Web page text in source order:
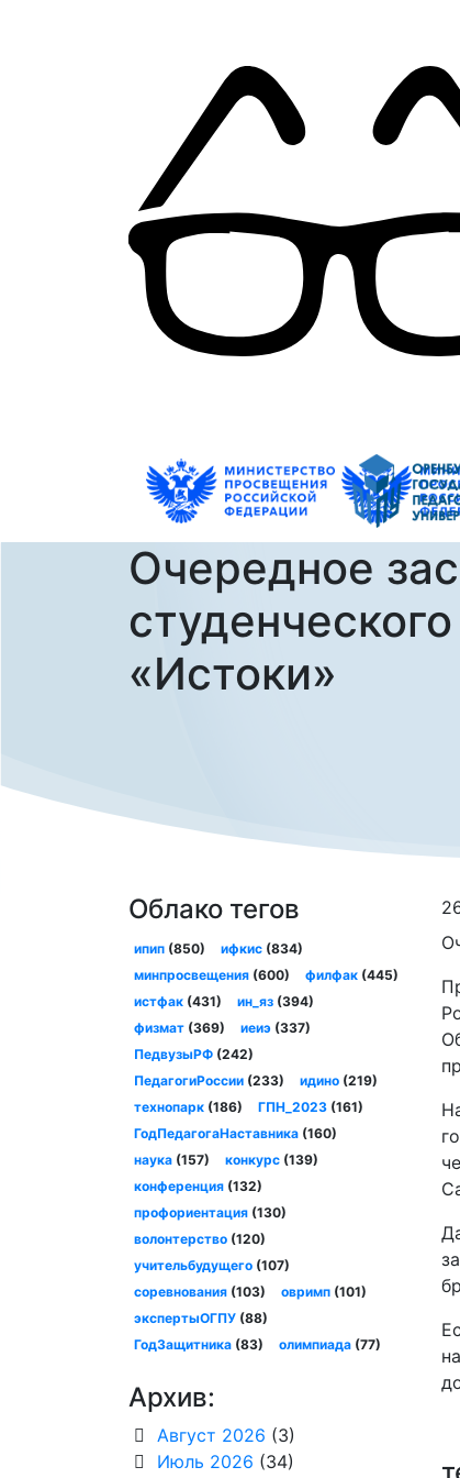
Очередное
«Истоки»
Облако тегов
ипип(850) ифкис (834)
минпросвещения(600) филфак (445)
истфак(431) ин_яз (394)
физмат(369) иеиэ (337)
ПедвузыРФ(242)
ПедагогиРоссии(233) идино (219)
технопарк(186) ГПН_2023 (161)
ГодПедагогаНаставника(160)
наука(157) конкурс (139)
конференция(132)
профориентация(130)
волонтерство(120)
учительбудущего(107)
соревнования(103) овримп (101)
экспертыОГПУ(88)
ГодЗащитника(83) олимпиада (77)
Архив:
Август 2026 (3)
Июль 2026 (34)